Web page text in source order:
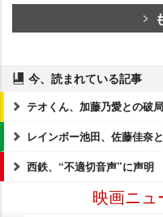
今、読まれている記事
テオくん、加藤乃愛との破
レインボー池田、佐藤佳奈
西鉄、“不適切音声”に声明
映画ニ